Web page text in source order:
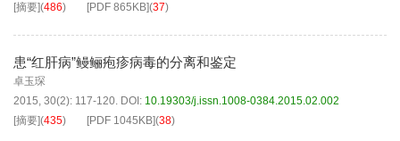
[摘要](486) [PDF 865KB](37)
患“红肝病”鳗鲡疱疹病毒的分离和鉴定
卓玉琛
2015, 30(2): 117-120. DOI: 10.19303/j.issn.1008-0384.2015.02.002
[摘要](435) [PDF 1045KB](38)